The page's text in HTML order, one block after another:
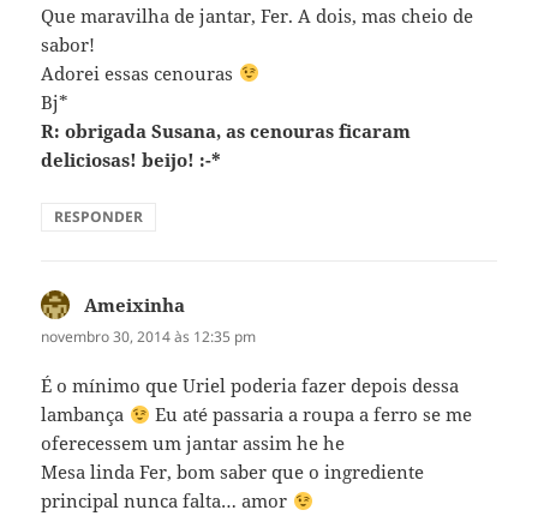
Que maravilha de jantar, Fer. A dois, mas cheio de
sabor!
Adorei essas cenouras
Bj*
R: obrigada Susana, as cenouras ficaram
deliciosas! beijo! :-*
RESPONDER
Ameixinha
novembro 30, 2014 às 12:35 pm
É o mínimo que Uriel poderia fazer depois dessa
lambança
Eu até passaria a roupa a ferro se me
oferecessem um jantar assim he he
Mesa linda Fer, bom saber que o ingrediente
principal nunca falta… amor